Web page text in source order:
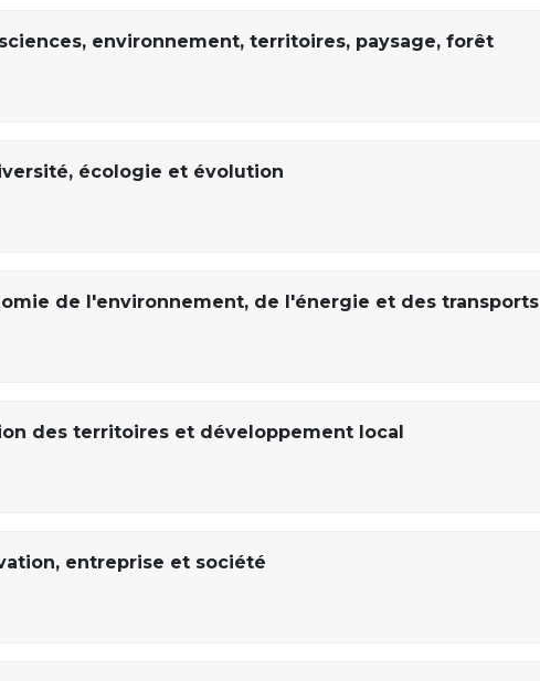
environnement, territoires, paysage, forêt
écologie et évolution
de l'environnement, de l'énergie et des transports
des territoires et développement local
entreprise et société